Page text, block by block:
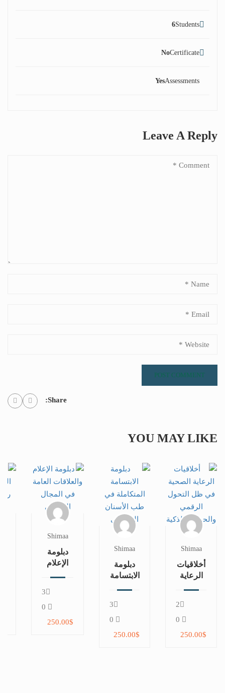
Students
6
Certificate
No
Assessments
Yes
Leave A Reply
Share:
YOU MAY LIKE
Shimaa
أخلاقيات
الرعاية
التحول
الرقمي
والحوكمة
2
250.00$
Shimaa
دبلومة
الابتسامة
الأسنان
التجميلي
3
250.00$
Shimaa
دبلومة
الإعلام
المجال
الرياضي
3
250.00$